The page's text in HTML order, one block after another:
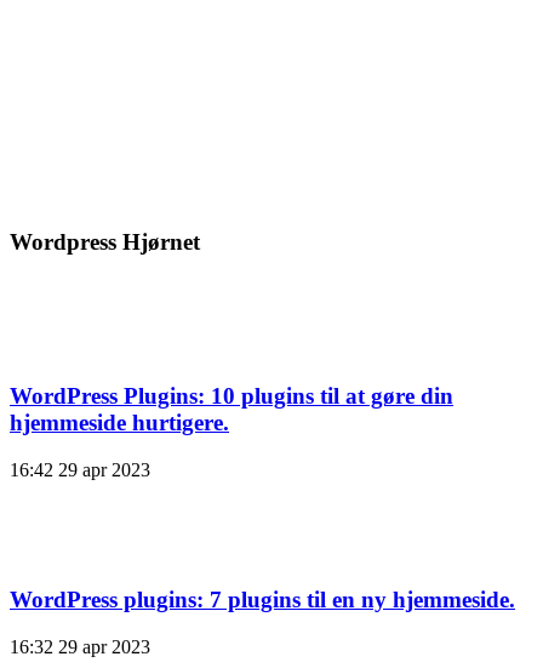
Wordpress Hjørnet
WordPress Plugins: 10 plugins til at gøre din
hjemmeside hurtigere.
16:42 29 apr 2023
WordPress plugins: 7 plugins til en ny hjemmeside.
16:32 29 apr 2023